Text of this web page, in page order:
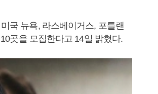
국 뉴욕, 라스베이거스, 포틀랜
곳을 모집한다고 14일 밝혔다.